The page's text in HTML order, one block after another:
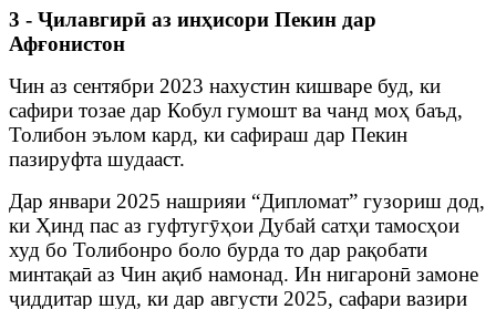
3 - Ҷилавгирӣ аз инҳисори Пекин дар
Афғонистон
Чин аз сентябри 2023 нахустин кишваре буд, ки
сафири тозае дар Кобул гумошт ва чанд моҳ баъд,
Толибон эълом кард, ки сафираш дар Пекин
пазируфта шудааст.
Дар январи 2025 нашрияи “Дипломат” гузориш дод,
ки Ҳинд пас аз гуфтугӯҳои Дубай сатҳи тамосҳои
худ бо Толибонро боло бурда то дар рақобати
минтақаӣ аз Чин ақиб намонад. Ин нигаронӣ замоне
ҷиддитар шуд, ки дар августи 2025, сафари вазири